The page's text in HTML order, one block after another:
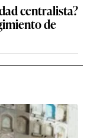
centralista?
de